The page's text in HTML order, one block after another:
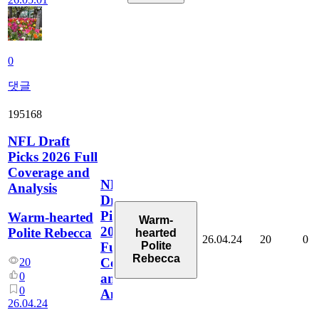
0
댓글
195168
NFL Draft
Picks 2026 Full
Coverage and
Analysis
Warm-hearted
Polite Rebecca
20
0
0
26.04.24
NFL
Draft
Picks
2026
Full
Coverage
and
Analysis
Warm-
hearted
Polite
Rebecca
26.04.24 20 0